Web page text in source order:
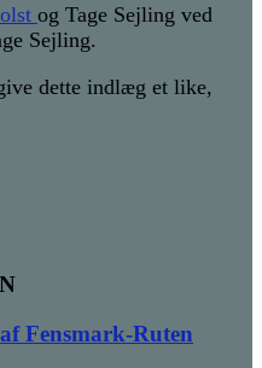
og Tage Sejling ved
Sejling.
dette indlæg et like,
Fensmark-Ruten